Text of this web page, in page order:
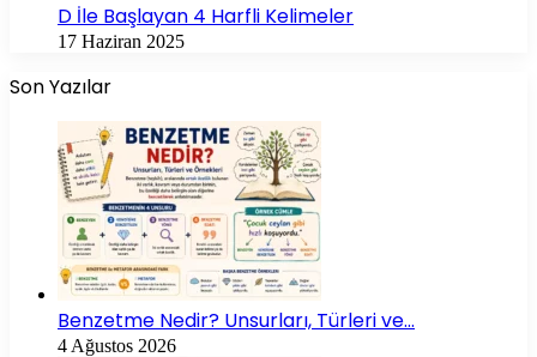
D İle Başlayan 4 Harfli Kelimeler
17 Haziran 2025
Son Yazılar
Benzetme Nedir? Unsurları, Türleri ve…
4 Ağustos 2026